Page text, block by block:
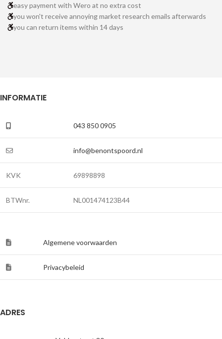
easy payment with Wero at no extra cost
you won't receive annoying market research emails afterwards
you can return items within 14 days
INFORMATIE
043 850 0905
info@benontspoord.nl
KVK 69898898
BTWnr. NL001474123B44
Algemene voorwaarden
Privacybeleid
ADRES